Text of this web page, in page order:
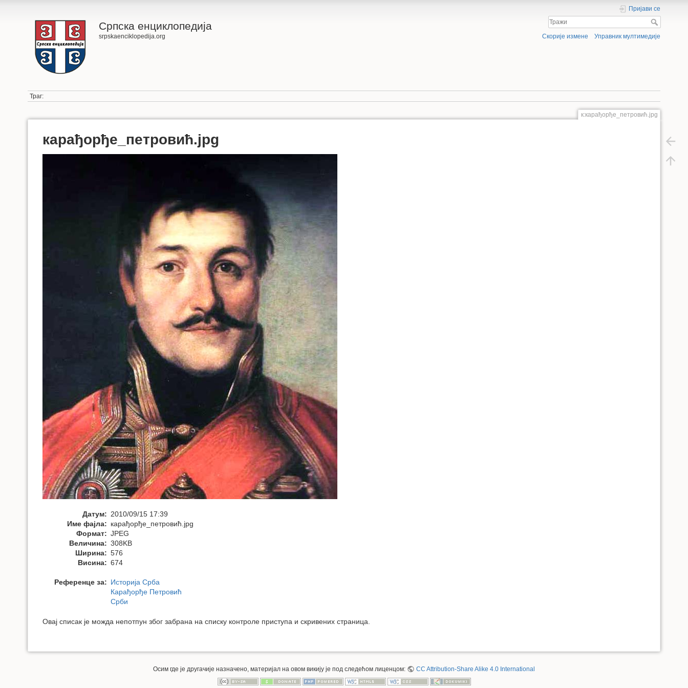
Српска енциклопедија
srpskaenciklopedija.org
Пријави се
Скорије измене Управник мултимедије
Траг:
к:карађорђе_петровић.jpg
карађорђе_петровић.jpg
Датум: 2010/09/15 17:39
Име фајла: карађорђе_петровић.jpg
Формат: JPEG
Величина: 308KB
Ширина: 576
Висина: 674
Референце за: Историја Срба
Карађорђе Петровић
Срби
Овај списак је можда непотпун због забрана на списку контроле приступа и скривених страница.
Осим где је другачије назначено, материјал на овом викију је под следећом лиценцом: CC Attribution-Share Alike 4.0 International